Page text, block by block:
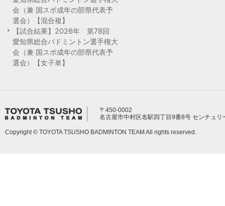
会（兼 国スポ成年の部県代表予
選会）【混合複】
【試合結果】2026年 第78回
愛知県総合バドミントン選手権大
会（兼 国スポ成年の部県代表予
選会）【女子単】
〒450-0002
名古屋市中村区名駅四丁目9番8号 センチュリ
Copyright © TOYOTA TSUSHO BADMINTON TEAM All rights reserved.